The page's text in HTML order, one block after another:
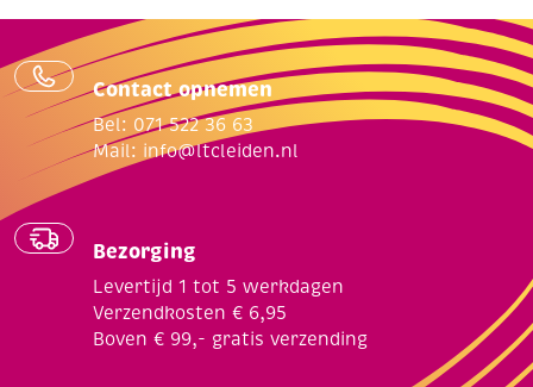
Contact opnemen
Bel: 071 522 36 63
Mail: info@ltcleiden.nl
Bezorging
Levertijd 1 tot 5 werkdagen
Verzendkosten € 6,95
Boven € 99,- gratis verzending